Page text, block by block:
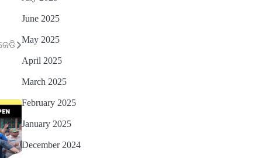
June 2025
May 2025
April 2025
March 2025
February 2025
January 2025
December 2024